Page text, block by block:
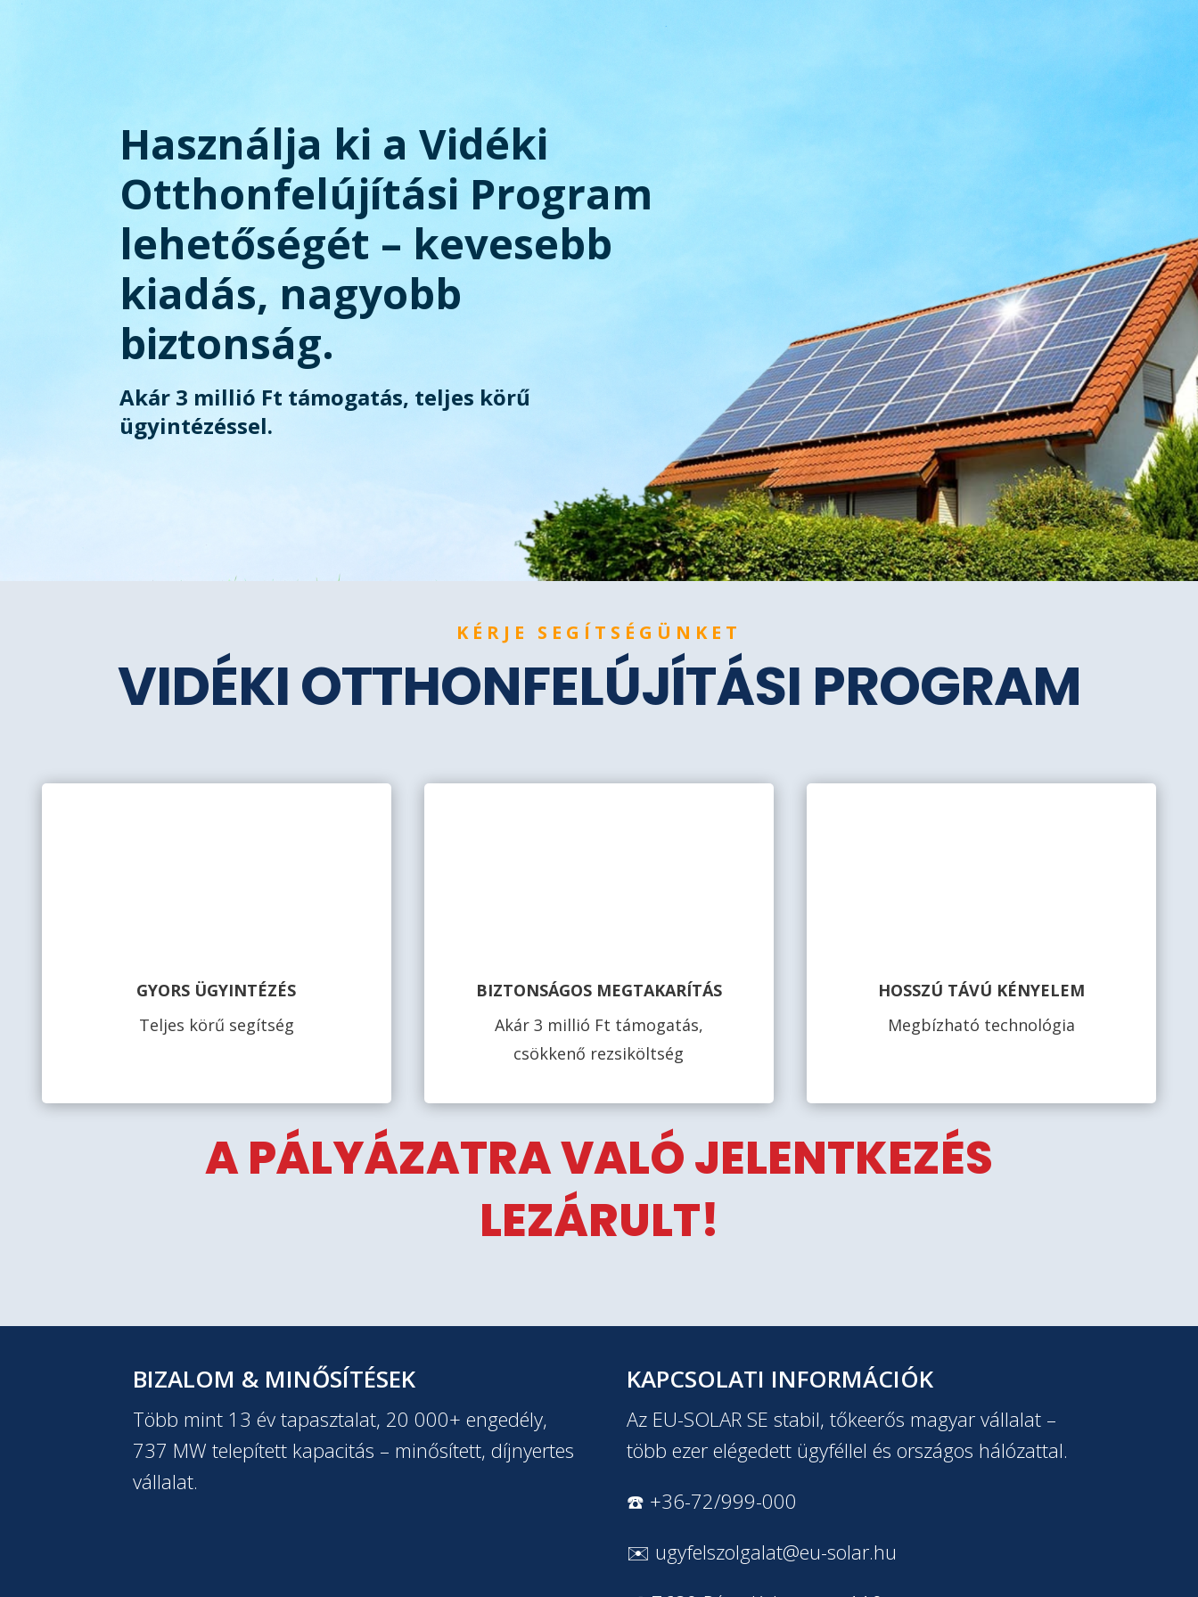
Használja ki a Vidéki
Otthonfelújítási Program
lehetőségét – kevesebb
kiadás, nagyobb
biztonság.
Akár 3 millió Ft támogatás, teljes körű
ügyintézéssel.
KÉRJE SEGÍTSÉGÜNKET
VIDÉKI OTTHONFELÚJÍTÁSI PROGRAM
GYORS ÜGYINTÉZÉS
Teljes körű segítség
BIZTONSÁGOS MEGTAKARÍTÁS
Akár 3 millió Ft támogatás,
csökkenő rezsiköltség
HOSSZÚ TÁVÚ KÉNYELEM
Megbízható technológia
A PÁLYÁZATRA VALÓ JELENTKEZÉS
LEZÁRULT!
BIZALOM & MINŐSÍTÉSEK
Több mint 13 év tapasztalat, 20 000+ engedély,
737 MW telepített kapacitás – minősített, díjnyertes
vállalat.
KAPCSOLATI INFORMÁCIÓK
Az EU-SOLAR SE stabil, tőkeerős magyar vállalat –
több ezer elégedett ügyféllel és országos hálózattal.
☎️ +36-72/999-000
✉️ ugyfelszolgalat@eu-solar.hu